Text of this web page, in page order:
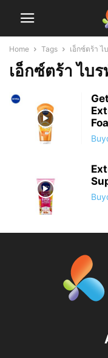
Home Tags เอ็กซ์ตร้า ไ
เอ็กซ์ตร้า ไบร